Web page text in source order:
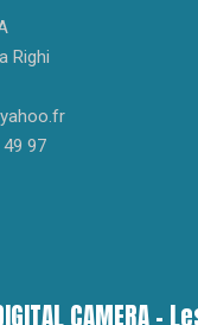
Righi
49 97
CAMERA –